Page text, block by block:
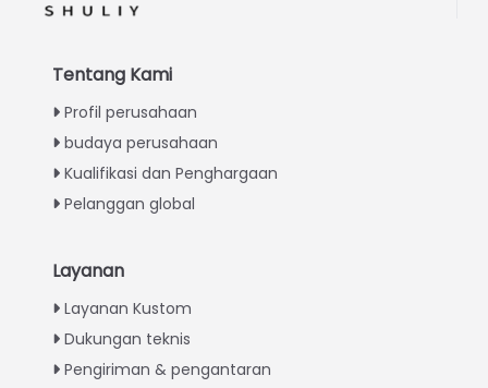
Tentang Kami
Profil perusahaan
budaya perusahaan
Kualifikasi dan Penghargaan
Pelanggan global
Layanan
Layanan Kustom
Dukungan teknis
Pengiriman & pengantaran
Urdu
Greek
Italian